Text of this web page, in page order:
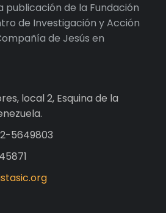
publicación de la Fundación
de Investigación y Acción
de Jesús en
local 2, Esquina de la
5649803